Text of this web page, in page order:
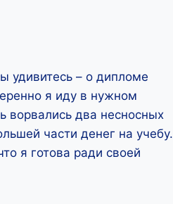
удивитесь – о дипломе
я иду в нужном
два несносных
части денег на учебу.
я готова ради своей